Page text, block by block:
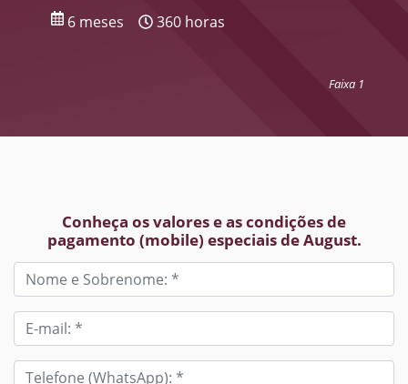
6 meses 360 horas
Faixa 1
Conheça os valores e as condições de
pagamento (mobile) especiais de August.